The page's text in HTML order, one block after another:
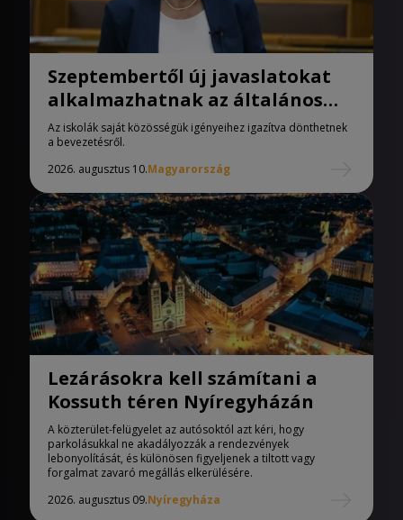
Szeptembertől új javaslatokat
alkalmazhatnak az általános
iskolák
Az iskolák saját közösségük igényeihez igazítva dönthetnek
a bevezetésről.
2026. augusztus 10.Magyarország
Lezárásokra kell számítani a
Kossuth téren Nyíregyházán
A közterület-felügyelet az autósoktól azt kéri, hogy
parkolásukkal ne akadályozzák a rendezvények
lebonyolítását, és különösen figyeljenek a tiltott vagy
forgalmat zavaró megállás elkerülésére.
2026. augusztus 09.Nyíregyháza